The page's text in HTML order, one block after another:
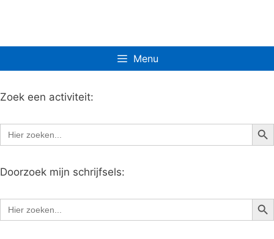
Menu
Zoek een activiteit:
Zoek
naar:
Doorzoek mijn schrijfsels:
Zoek
naar: